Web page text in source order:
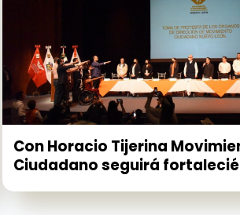
Con Horacio Tijerina
Ciudadano seguirá